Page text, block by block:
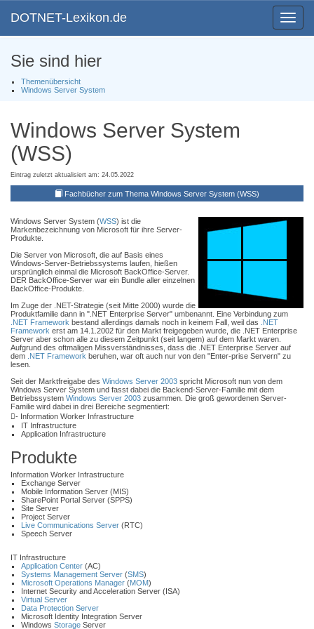
Toggle
DOTNET-Lexikon.de
Sie sind hier
Themenübersicht
Windows Server System
Windows Server System
(WSS)
Eintrag zuletzt aktualisiert am: 24.05.2022
Fachbücher zum Thema Windows Server System (WSS)
Windows Server System (WSS) ist die
Markenbezeichnung von Microsoft für ihre Server-
Produkte.
Die Server von Microsoft, die auf Basis eines
Windows-Server-Betriebssystems laufen, hießen
ursprünglich einmal die Microsoft BackOffice-Server.
DER BackOffice-Server war ein Bundle aller einzelnen
BackOffice-Produkte.
Im Zuge der .NET-Strategie (seit Mitte 2000) wurde die
Produktfamilie dann in ".NET Enterprise Server" umbenannt. Eine Verbindung zum
.NET Framework bestand allerdings damals noch in keinem Fall, weil das
.NET
Framework erst am 14.1.2002 für den Markt freigegeben wurde, die .NET Enterprise
Server aber schon alle zu diesem Zeitpunkt (seit langem) auf dem Markt waren.
Aufgrund des oftmaligen Missverständnisses, dass die .NET Enterprise Server auf
dem .NET Framework beruhen, war oft auch nur von den "Enter-prise Servern" zu
lesen.
Seit der Marktfreigabe des Windows Server 2003 spricht Microsoft nun von dem
Windows Server System und fasst dabei die Backend-Server-Familie mit dem
Betriebssystem Windows Server 2003 zusammen. Die groß gewordenen Server-
Familie wird dabei in drei Bereiche segmentiert:
- Information Worker Infrastructure
IT Infrastructure
Application Infrastructure
Produkte
Information Worker Infrastructure
Exchange Server
Mobile Information Server (MIS)
SharePoint Portal Server (SPPS)
Site Server
Project Server
Live Communications Server (RTC)
Speech Server
IT Infrastructure
Application Center (AC)
Systems Management Server (SMS)
Microsoft Operations Manager (MOM)
Internet Security and Acceleration Server (ISA)
Virtual Server
Data Protection Server
Microsoft Identity Integration Server
Windows Storage Server